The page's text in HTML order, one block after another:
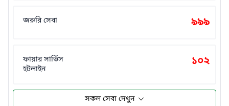
জরুরি সেবা ৯৯৯
ফায়ার সার্ভিস
হটলাইন
১০২
সকল সেবা দেখুন